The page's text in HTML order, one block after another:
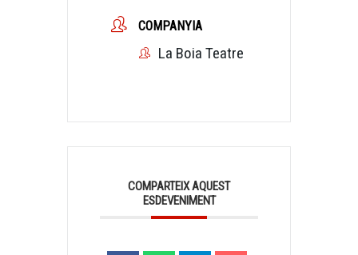
COMPANYIA
La Boia Teatre
COMPARTEIX AQUEST
ESDEVENIMENT